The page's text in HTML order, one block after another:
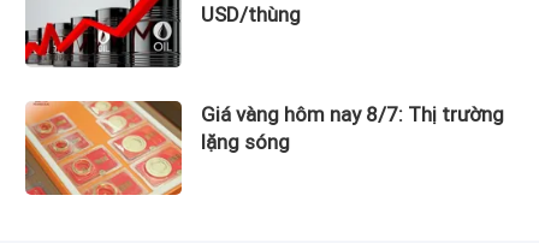
USD/thùng
Giá vàng hôm nay 8/7: Thị trường
lặng sóng